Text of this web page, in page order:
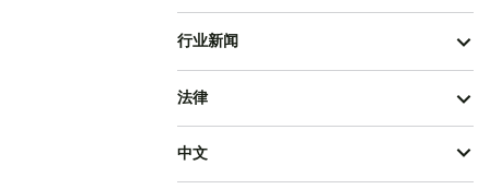
行业新闻
法律
中文